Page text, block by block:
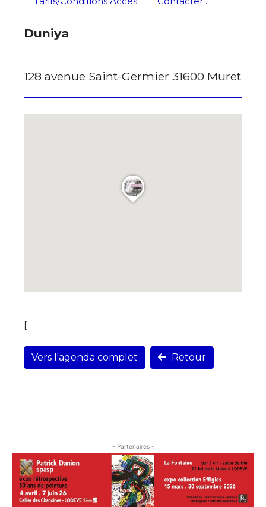
* Champ obligatoire
Duniya
128 avenue Saint-Germier 31600 Muret
[
Vers l'agenda complet Retour
- Partenaires -